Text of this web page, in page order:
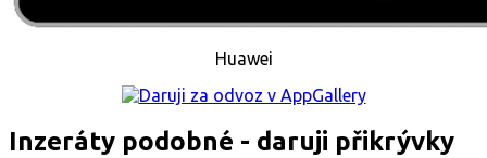
Huawei
Inzeráty podobné - daruji přikrývky